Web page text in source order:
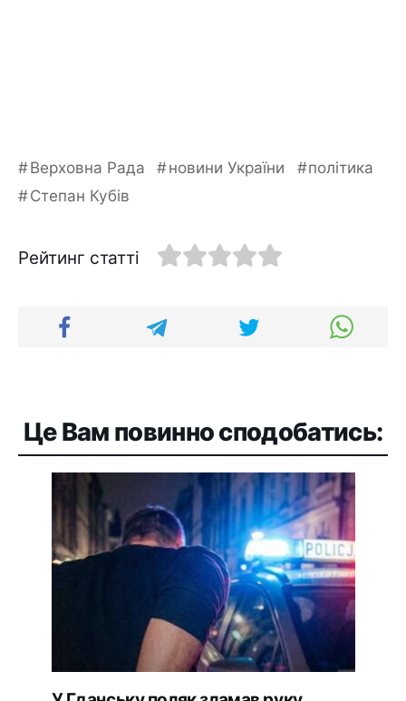
Верховна Рада новини України
політика
Степан Кубів
Рейтинг статті
Це Вам повинно сподобатись: